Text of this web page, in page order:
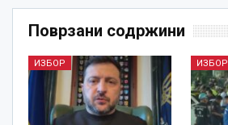
Поврзани содржини
ИЗБОР ИЗБОР